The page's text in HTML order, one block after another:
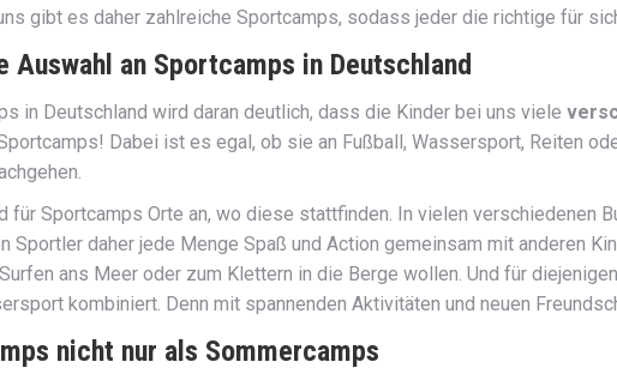
gibt es daher zahlreiche Sportcamps, sodass jeder die richtige für
Auswahl an Sportcamps in Deutschland
in Deutschland wird daran deutlich, dass die Kinder bei uns viele
Dabei ist es egal, ob sie an Fußball, Wassersport, Reiten
für Sportcamps Orte an, wo diese stattfinden. In vielen verschiedenen
Sportler daher jede Menge Spaß und Action gemeinsam mit anderen
ans Meer oder zum Klettern in die Berge wollen. Und für
kombiniert. Denn mit spannenden Aktivitäten und neuen
nicht nur als Sommercamps